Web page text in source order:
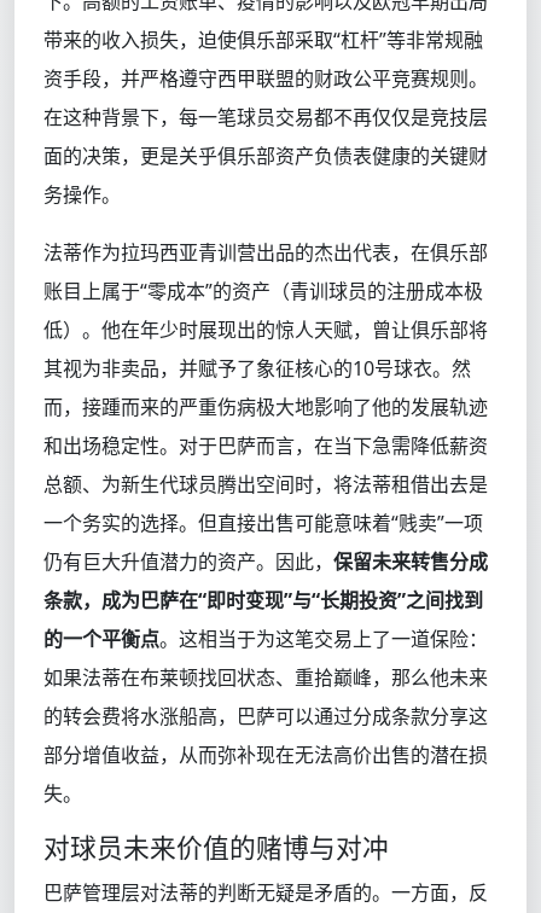
带来的收入损失，迫使俱乐部采取“杠杆”等非常规融
资手段，并严格遵守西甲联盟的财政公平竞赛规则。
在这种背景下，每一笔球员交易都不再仅仅是竞技层
面的决策，更是关乎俱乐部资产负债表健康的关键财
务操作。
法蒂作为拉玛西亚青训营出品的杰出代表，在俱乐部
账目上属于“零成本”的资产（青训球员的注册成本极
低）。他在年少时展现出的惊人天赋，曾让俱乐部将
其视为非卖品，并赋予了象征核心的10号球衣。然
而，接踵而来的严重伤病极大地影响了他的发展轨迹
和出场稳定性。对于巴萨而言，在当下急需降低薪资
总额、为新生代球员腾出空间时，将法蒂租借出去是
一个务实的选择。但直接出售可能意味着“贱卖”一项
仍有巨大升值潜力的资产。因此， 保留未来转售分成
条款，成为巴萨在“即时变现”与“长期投资”之间找到
的一个平衡点。这相当于为这笔交易上了一道保险：
如果法蒂在布莱顿找回状态、重拾巅峰，那么他未来
的转会费将水涨船高，巴萨可以通过分成条款分享这
部分增值收益，从而弥补现在无法高价出售的潜在损
失。
对球员未来价值的赌博与对冲
巴萨管理层对法蒂的判断无疑是矛盾的。一方面，反